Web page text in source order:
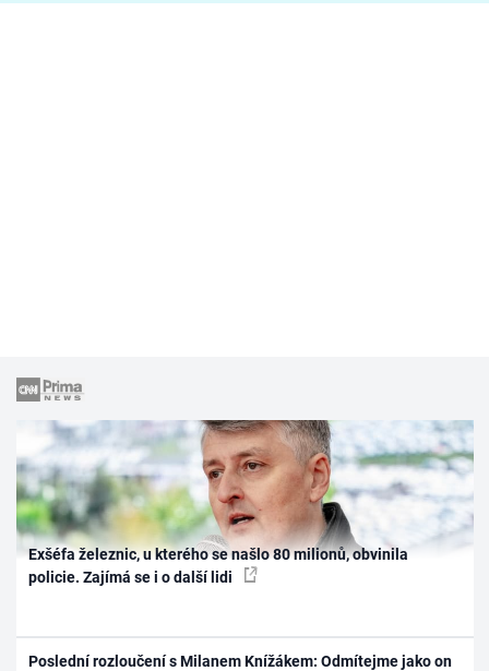
Exšéfa železnic, u kterého se našlo 80 milionů, obvinila
policie. Zajímá se i o další lidi
Poslední rozloučení s Milanem Knížákem: Odmítejme jako on